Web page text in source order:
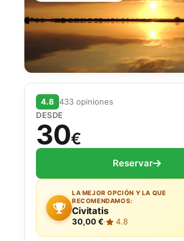
4.8 433 opiniones
DESDE
30€
Reservar
LA MEJOR OPCIÓN Y LA QUE
RECOMENDAMOS:
Civitatis
30,00 €· 4.8